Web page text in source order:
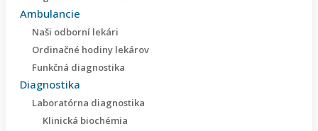
Ambulancie
Naši odborní lekári
Ordinačné hodiny lekárov
Funkčná diagnostika
Diagnostika
Laboratórna diagnostika
Klinická biochémia